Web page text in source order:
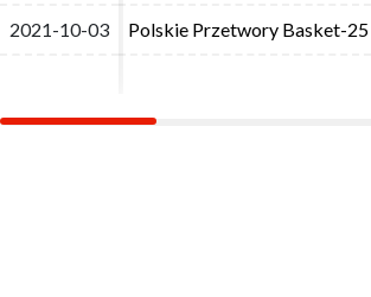
2021-10-03 Polskie Przetwory Basket-
2021-10-03 Polskie Przetwory Basket-